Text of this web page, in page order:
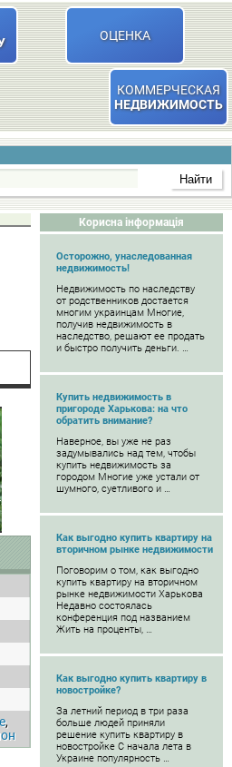
ОЦЕНКА
КОММЕРЧЕСКАЯ
НЕДВИЖИМОСТЬ
Корисна інформація
Осторожно, унаследованная
недвижимость!
Недвижимость по наследству
от родственников достается
многим украинцам Многие,
получив недвижимость в
наследство, решают ее продать
и быстро получить деньги. …
Купить недвижимость в
пригороде Харькова: на что
обратить внимание?
Наверное, вы уже не раз
задумывались над тем, чтобы
купить недвижимость за
городом Многие уже устали от
шумного, суетливого и …
Как выгодно купить квартиру на
вторичном рынке недвижимости
Поговорим о том, как выгодно
купить квартиру на вторичном
рынке недвижимости Харькова
Недавно состоялась
конференция под названием
Жить на проценты, …
Как выгодно купить квартиру в
новостройке?
За летний период в три раза
больше людей приняли
решение купить квартиру в
новостройке С начала лета в
Украине популярность …
харьковская
,